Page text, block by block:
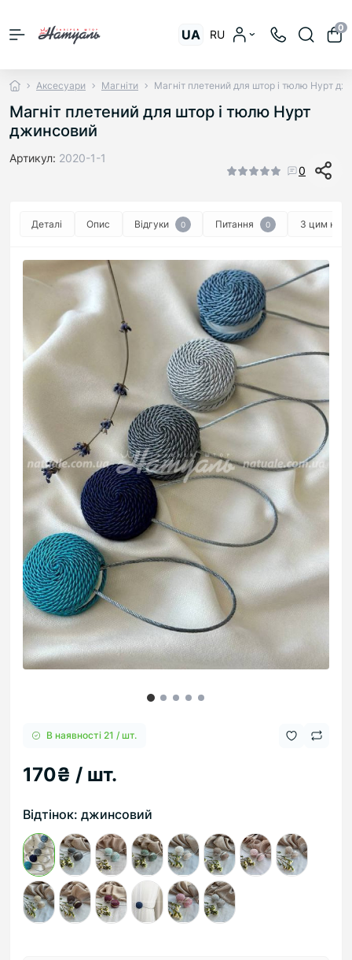
UA RU
0
Аксесуари Магніти Магніт плетений для штор і тюлю Нурт
Магніт плетений для штор і тюлю Нурт
джинсовий
Артикул: 2020-1-1
0
Деталі Опис Відгуки 0 Питання 0 З цим
В наявності 21 / шт.
170₴ / шт.
Відтінок: джинсовий